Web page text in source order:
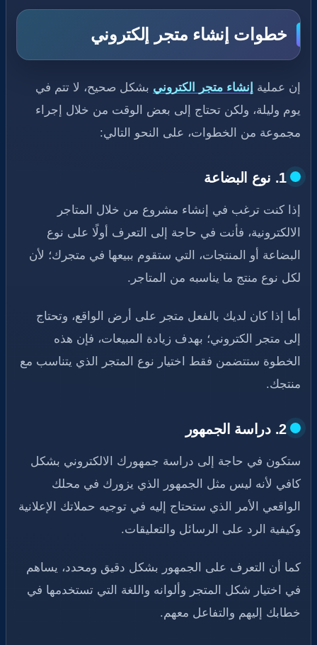
خطوات إنشاء متجر إلكتروني
إن عملية إنشاء متجر الكتروني بشكل صحيح، لا تتم في
يوم وليلة، ولكن تحتاج إلى بعض الوقت من خلال إجراء
مجموعة من الخطوات، على النحو التالي:
1. نوع البضاعة
إذا كنت ترغب في إنشاء مشروع من خلال المتاجر
الالكترونية، فأنت في حاجة إلى التعرف أولًا على نوع
البضاعة أو المنتجات، التي ستقوم ببيعها في متجرك؛ لأن
لكل نوع منتج ما يناسبه من المتاجر.
أما إذا كان لديك بالفعل متجر على أرض الواقع، وتحتاج
إلى متجر الكتروني؛ بهدف زيادة المبيعات، فإن هذه
الخطوة ستتضمن فقط اختيار نوع المتجر الذي يتناسب مع
منتجك.
2. دراسة الجمهور
ستكون في حاجة إلى دراسة جمهورك الالكتروني بشكل
كافي لأنه ليس مثل الجمهور الذي يزورك في محلك
الواقعي الأمر الذي ستحتاج إليه في توجيه حملاتك الإعلانية
وكيفية الرد على الرسائل والتعليقات.
كما أن التعرف على الجمهور بشكل دقيق ومحدد، يساهم
في اختيار شكل المتجر وألوانه واللغة التي تستخدمها في
خطابك إليهم والتفاعل معهم.